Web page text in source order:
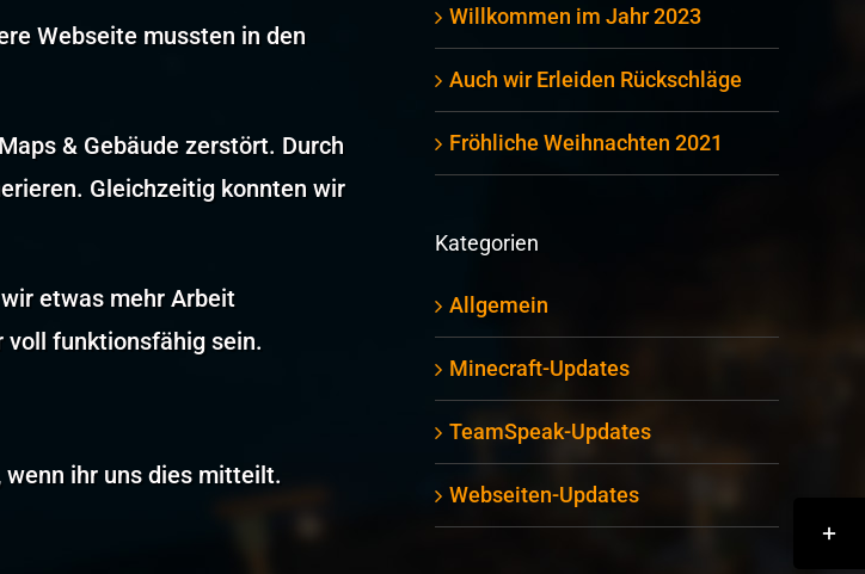
Webseite mussten in den
& Gebäude zerstört. Durch
Gleichzeitig konnten wir
etwas mehr Arbeit
voll funktionsfähig sein.
ihr uns dies mitteilt.
Willkommen im Jahr 2023
Auch wir Erleiden Rückschläge
Fröhliche Weihnachten 2021
Kategorien
Allgemein
Minecraft-Updates
TeamSpeak-Updates
Webseiten-Updates